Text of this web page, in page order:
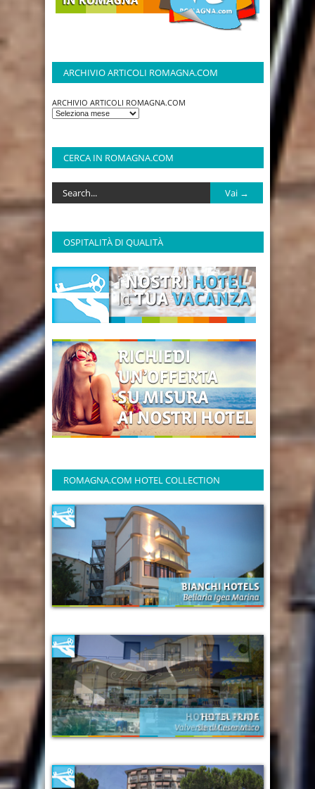
ARCHIVIO ARTICOLI ROMAGNA.COM
ARCHIVIO ARTICOLI ROMAGNA.COM
CERCA IN ROMAGNA.COM
OSPITALITÀ DI QUALITÀ
ROMAGNA.COM HOTEL COLLECTION